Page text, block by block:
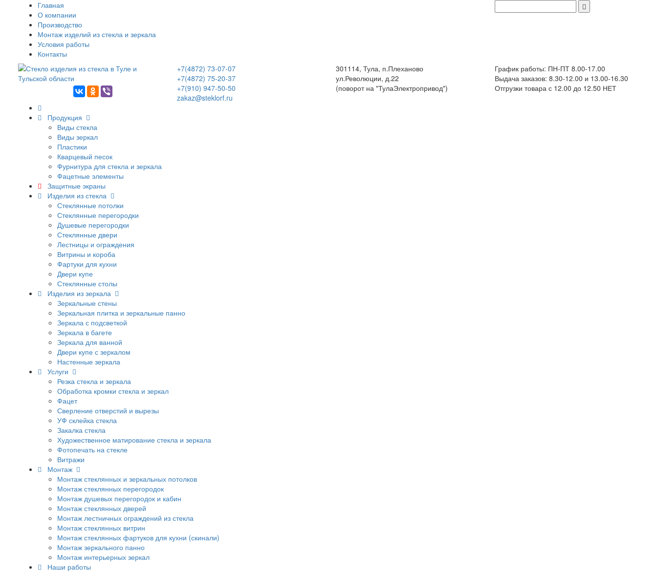
Главная
О компании
Производство
Монтаж изделий из стекла и зеркала
Условия работы
Контакты
+7(4872) 73-07-07
+7(4872) 75-20-37
+7(910) 947-50-50
zakaz@steklorf.ru
301114, Тула, п.Плеханово
ул.Революции, д.22
(поворот на "ТулаЭлектропривод")
График работы: ПН-ПТ 8.00-17.00
Выдача заказов: 8.30-12.00 и 13.00-16.30
Отгрузки товара с 12.00 до 12.50 НЕТ
Продукция
Виды стекла
Виды зеркал
Пластики
Кварцевый песок
Фурнитура для стекла и зеркала
Фацетные элементы
Защитные экраны
Изделия из стекла
Стеклянные потолки
Стеклянные перегородки
Душевые перегородки
Стеклянные двери
Лестницы и ограждения
Витрины и короба
Фартуки для кухни
Двери купе
Стеклянные столы
Изделия из зеркала
Зеркальные стены
Зеркальная плитка и зеркальные панно
Зеркала с подсветкой
Зеркала в багете
Зеркала для ванной
Двери купе с зеркалом
Настенные зеркала
Услуги
Резка стекла и зеркала
Обработка кромки стекла и зеркал
Фацет
Сверление отверстий и вырезы
УФ склейка стекла
Закалка стекла
Художественное матирование стекла и зеркала
Фотопечать на стекле
Витражи
Монтаж
Монтаж стеклянных и зеркальных потолков
Монтаж стеклянных перегородок
Монтаж душевых перегородок и кабин
Монтаж стеклянных дверей
Монтаж лестничных ограждений из стекла
Монтаж стеклянных витрин
Монтаж стеклянных фартуков для кухни (скинали)
Монтаж зеркального панно
Монтаж интерьерных зеркал
Наши работы